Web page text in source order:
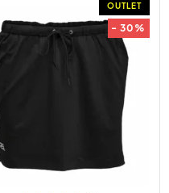
OUTLET
- 30%